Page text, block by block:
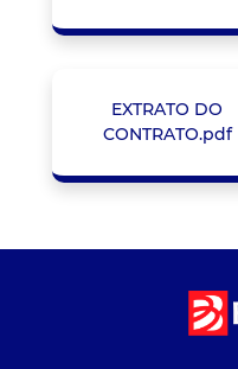
EXTRATO DO
CONTRATO.pdf